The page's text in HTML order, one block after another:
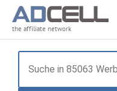
the affiliate network